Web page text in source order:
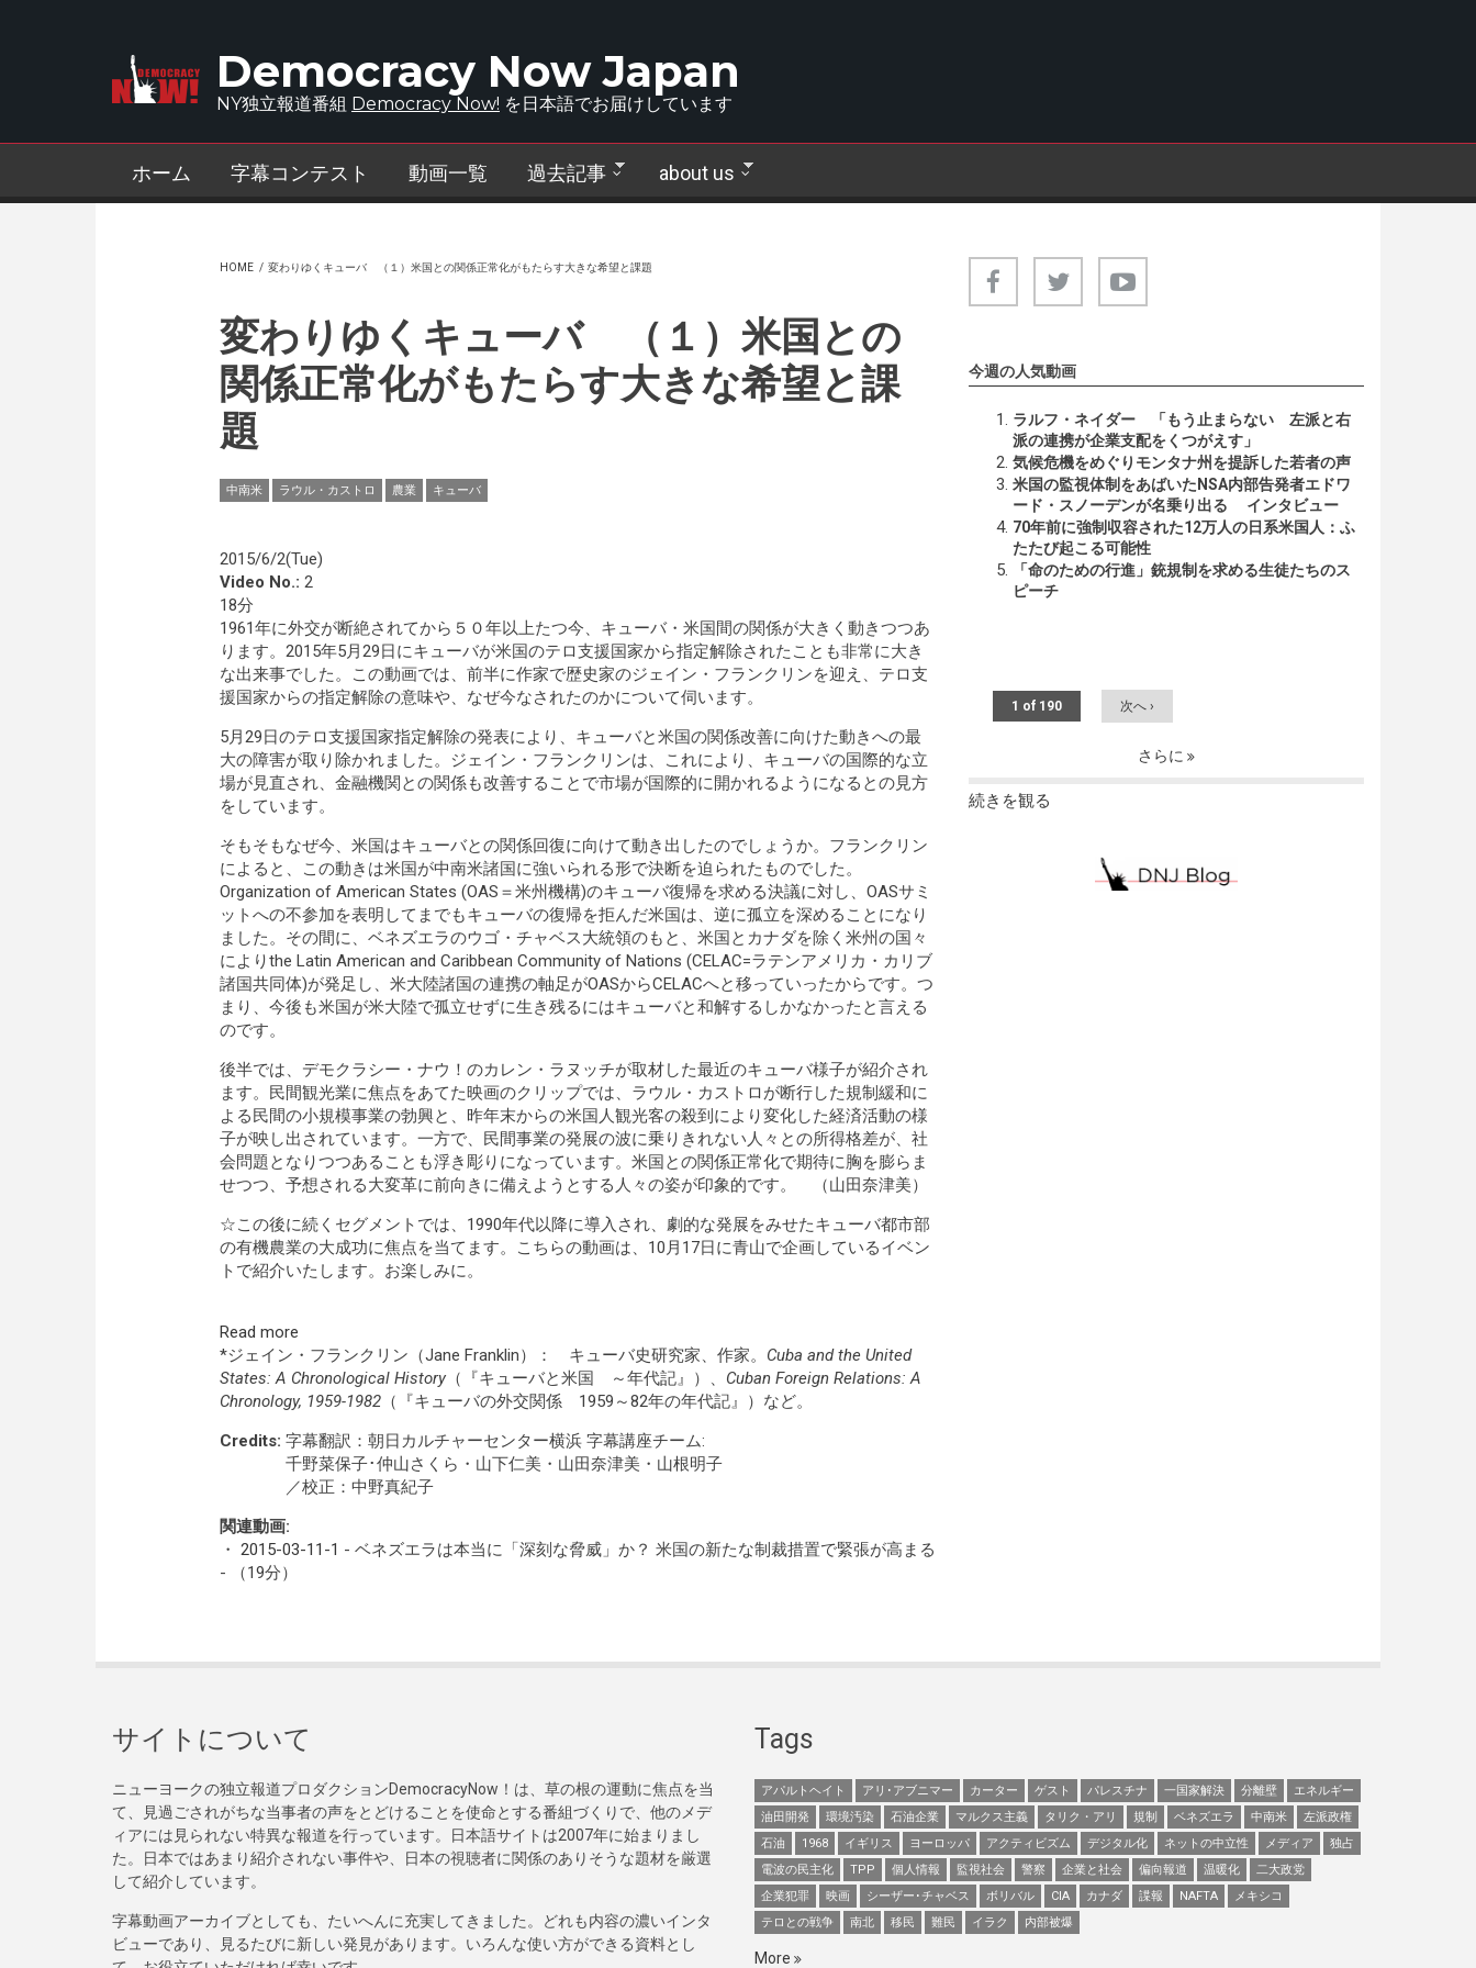
Democracy Now Japan
NY独立報道番組 Democracy Now! を日本語でお届けしています
ホーム 字幕コンテスト 動画一覧 過去記事 about us
HOME / 変わりゆくキューバ （１）米国との関係正常化がもたらす大きな希望と課題
変わりゆくキューバ （１）米国との
関係正常化がもたらす大きな希望と課
題
中南米 ラウル・カストロ 農業 キューバ
2015/6/2(Tue)
Video No.: 2
18分
1961年に外交が断絶されてから５０年以上たつ今、キューバ・米国間の関係が大きく動きつつあ
ります。2015年5月29日にキューバが米国のテロ支援国家から指定解除されたことも非常に大き
な出来事でした。この動画では、前半に作家で歴史家のジェイン・フランクリンを迎え、テロ支
援国家からの指定解除の意味や、なぜ今なされたのかについて伺います。
5月29日のテロ支援国家指定解除の発表により、キューバと米国の関係改善に向けた動きへの最
大の障害が取り除かれました。ジェイン・フランクリンは、これにより、キューバの国際的な立
場が見直され、金融機関との関係も改善することで市場が国際的に開かれるようになるとの見方
をしています。
そもそもなぜ今、米国はキューバとの関係回復に向けて動き出したのでしょうか。フランクリン
によると、この動きは米国が中南米諸国に強いられる形で決断を迫られたものでした。
Organization of American States (OAS＝米州機構)のキューバ復帰を求める決議に対し、OASサミ
ットへの不参加を表明してまでもキューバの復帰を拒んだ米国は、逆に孤立を深めることになり
ました。その間に、ベネズエラのウゴ・チャベス大統領のもと、米国とカナダを除く米州の国々
によりthe Latin American and Caribbean Community of Nations (CELAC=ラテンアメリカ・カリブ
諸国共同体)が発足し、米大陸諸国の連携の軸足がOASからCELACへと移っていったからです。つ
まり、今後も米国が米大陸で孤立せずに生き残るにはキューバと和解するしかなかったと言える
のです。
後半では、デモクラシー・ナウ！のカレン・ラヌッチが取材した最近のキューバ様子が紹介され
ます。民間観光業に焦点をあてた映画のクリップでは、ラウル・カストロが断行した規制緩和に
よる民間の小規模事業の勃興と、昨年末からの米国人観光客の殺到により変化した経済活動の様
子が映し出されています。一方で、民間事業の発展の波に乗りきれない人々との所得格差が、社
会問題となりつつあることも浮き彫りになっています。米国との関係正常化で期待に胸を膨らま
せつつ、予想される大変革に前向きに備えようとする人々の姿が印象的です。 （山田奈津美）
☆この後に続くセグメントでは、1990年代以降に導入され、劇的な発展をみせたキューバ都市部
の有機農業の大成功に焦点を当てます。こちらの動画は、10月17日に青山で企画しているイベン
トで紹介いたします。お楽しみに。
Read more
*ジェイン・フランクリン（Jane Franklin）： キューバ史研究家、作家。 Cuba and the United
States: A Chronological History（『キューバと米国 ～年代記』）、 Cuban Foreign Relations: A
Chronology, 1959-1982（『キューバの外交関係 1959～82年の年代記』）など。
Credits: 字幕翻訳：朝日カルチャーセンター横浜 字幕講座チーム:
千野菜保子･仲山さくら・山下仁美・山田奈津美・山根明子
／校正：中野真紀子
関連動画:
・ 2015-03-11-1 - ベネズエラは本当に「深刻な脅威」か？ 米国の新たな制裁措置で緊張が高まる
- （19分）
今週の人気動画
ラルフ・ネイダー 「もう止まらない 左派と右
派の連携が企業支配をくつがえす」
気候危機をめぐりモンタナ州を提訴した若者の声
米国の監視体制をあばいたNSA内部告発者エドワ
ード・スノーデンが名乗り出る インタビュー
70年前に強制収容された12万人の日系米国人：ふ
たたび起こる可能性
「命のための行進」銃規制を求める生徒たちのス
ピーチ
1 of 190 次へ ›
さらに
続きを観る
サイトについて
ニューヨークの独立報道プロダクションDemocracyNow！は、草の根の運動に焦点を当
て、見過ごされがちな当事者の声をとどけることを使命とする番組づくりで、他のメデ
ィアには見られない特異な報道を行っています。日本語サイトは2007年に始まりまし
た。日本ではあまり紹介されない事件や、日本の視聴者に関係のありそうな題材を厳選
して紹介しています。
字幕動画アーカイブとしても、たいへんに充実してきました。どれも内容の濃いインタ
ビューであり、見るたびに新しい発見があります。いろんな使い方ができる資料とし
Tags
アパルトヘイト アリ･アブニマー カーター ゲスト パレスチナ 一国家解決 分離壁
エネルギー
油田開発
環境汚染 石油企業 マルクス主義 タリク・アリ 規制 ベネズエラ 中南米
左派政権
石油
1968 イギリス ヨーロッパ アクティビズム デジタル化 ネットの中立性 メディア
独占
電波の民主化
TPP 個人情報 監視社会 警察 企業と社会 偏向報道 温暖化
二大政党
企業犯罪
映画 シーザー･チャベス ボリバル CIA カナダ 諜報 NAFTA
メキシコ
テロとの戦争
南北 移民 難民 イラク 内部被爆
More